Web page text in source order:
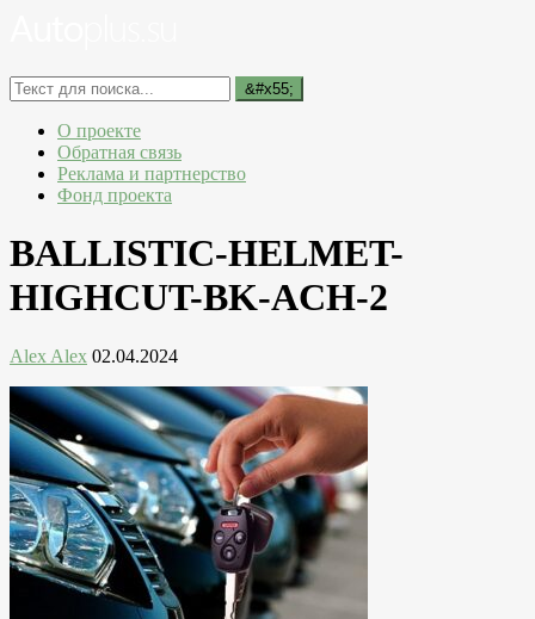
О проекте
Обратная связь
Реклама и партнерство
Фонд проекта
BALLISTIC-HELMET-
HIGHCUT-BK-ACH-2
Alex Alex 02.04.2024